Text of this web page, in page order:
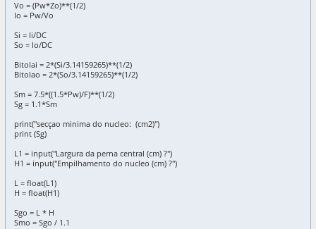
Vo = (Pw*Zo)**(1/2)
Io = Pw/Vo
Si = Ii/DC
So = Io/DC
Bitolai = 2*(Si/3.14159265)**(1/2)
Bitolao = 2*(So/3.14159265)**(1/2)
Sm = 7.5*((1.5*Pw)/F)**(1/2)
Sg = 1.1*Sm
print("secçao minima do nucleo: (cm2)")
print (Sg)
L1 = input("Largura da perna central (cm) ?")
H1 = input("Empilhamento do nucleo (cm) ?")
L = float(L1)
H = float(H1)
Sgo = L * H
Smo = Sgo / 1.1